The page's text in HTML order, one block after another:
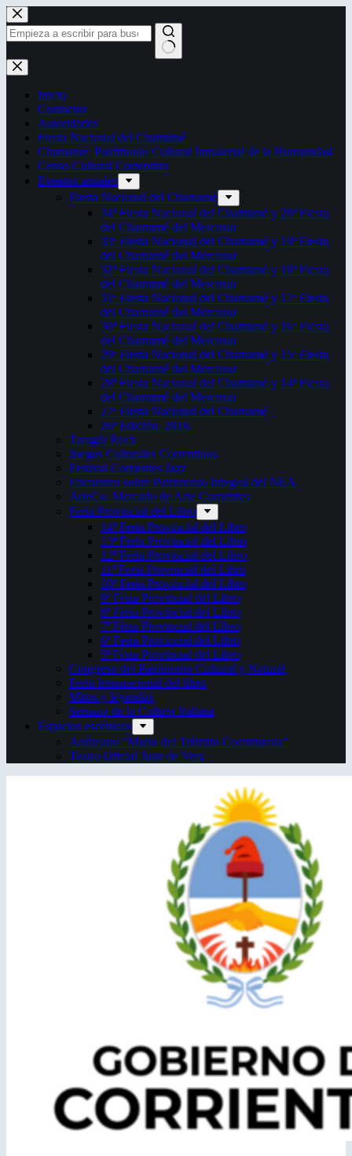
Saltar
al
contenido
Sin
resultados
Inicio
Contactos
Autoridades
Fiesta Nacional del Chamamé
Chamamé: Patrimonio Cultural Inmaterial de la Humanidad
Censo Cultural Correntino
Eventos anuales
Fiesta Nacional del Chamamé
34ª Fiesta Nacional del Chamamé y 20ª Fiesta
del Chamamé del Mercosur
33ª Fiesta Nacional del Chamamé y 19ª Fiesta
del Chamamé del Mercosur
32ª Fiesta Nacional del Chamamé y 18ª Fiesta
del Chamamé del Mercosur
31ª Fiesta Nacional del Chamamé y 17ª Fiesta
del Chamamé del Mercosur
30ª Fiesta Nacional del Chamamé y 16ª Fiesta
del Chamamé del Mercosur
29ª Fiesta Nacional del Chamamé y 15ª Fiesta
del Chamamé del Mercosur
28ª Fiesta Nacional del Chamamé y 14ª Fiesta
del Chamamé del Mercosur
27ª Fiesta Nacional del Chamamé
26ª Edición. 2016.
Taragüi Rock
Juegos Culturales Correntinos
Festival Corrientes Jazz
Encuentro sobre Patrimonio Integral del NEA
ArteCo. Mercado de Arte Corrientes
Feria Provincial del Libro
14ª Feria Provincial del Libro
13ª Feria Provincial del Libro
12ª Feria Provincial del Libro
11ª Feria Provincial del Libro
10ª Feria Provincial del Libro
9ª Feria Provincial del Libro
8ª Feria Provincial del Libro
7ª Feria Provincial del Libro
6ª Feria Provincial del Libro
5ª Feria Provincial del Libro
Congreso del Patrimonio Cultural y Natural
Feria Internacional del libro
Mitos y leyendas
Semana de la Cultura Italiana
Espacios escénicos
Anfiteatro “Mario del Tránsito Cocomarola”
Teatro Oficial Juan de Vera